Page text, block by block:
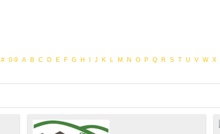
# 0-9 A B C D E F G H J K L M N O P Q R S T U V W X